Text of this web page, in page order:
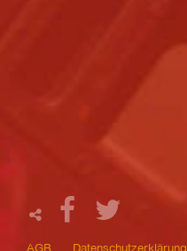
AGB Datenschutzerklärung